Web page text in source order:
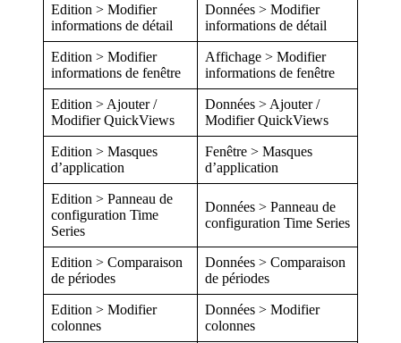
Edition > Modifier
informations de détail
Données > Modifier
informations de détail
Edition > Modifier
informations de fenêtre
Affichage > Modifier
informations de fenêtre
Edition > Ajouter /
Modifier QuickViews
Données > Ajouter /
Modifier QuickViews
Edition > Masques
d’application
Fenêtre > Masques
d’application
Edition > Panneau de
configuration Time
Series
Données > Panneau de
configuration Time Series
Edition > Comparaison
de périodes
Données > Comparaison
de périodes
Edition > Modifier
colonnes
Données > Modifier
colonnes